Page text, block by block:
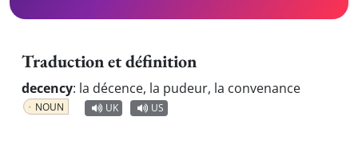
Traduction et définition
decency: la décence, la pudeur, la convenance
NOUN UK US